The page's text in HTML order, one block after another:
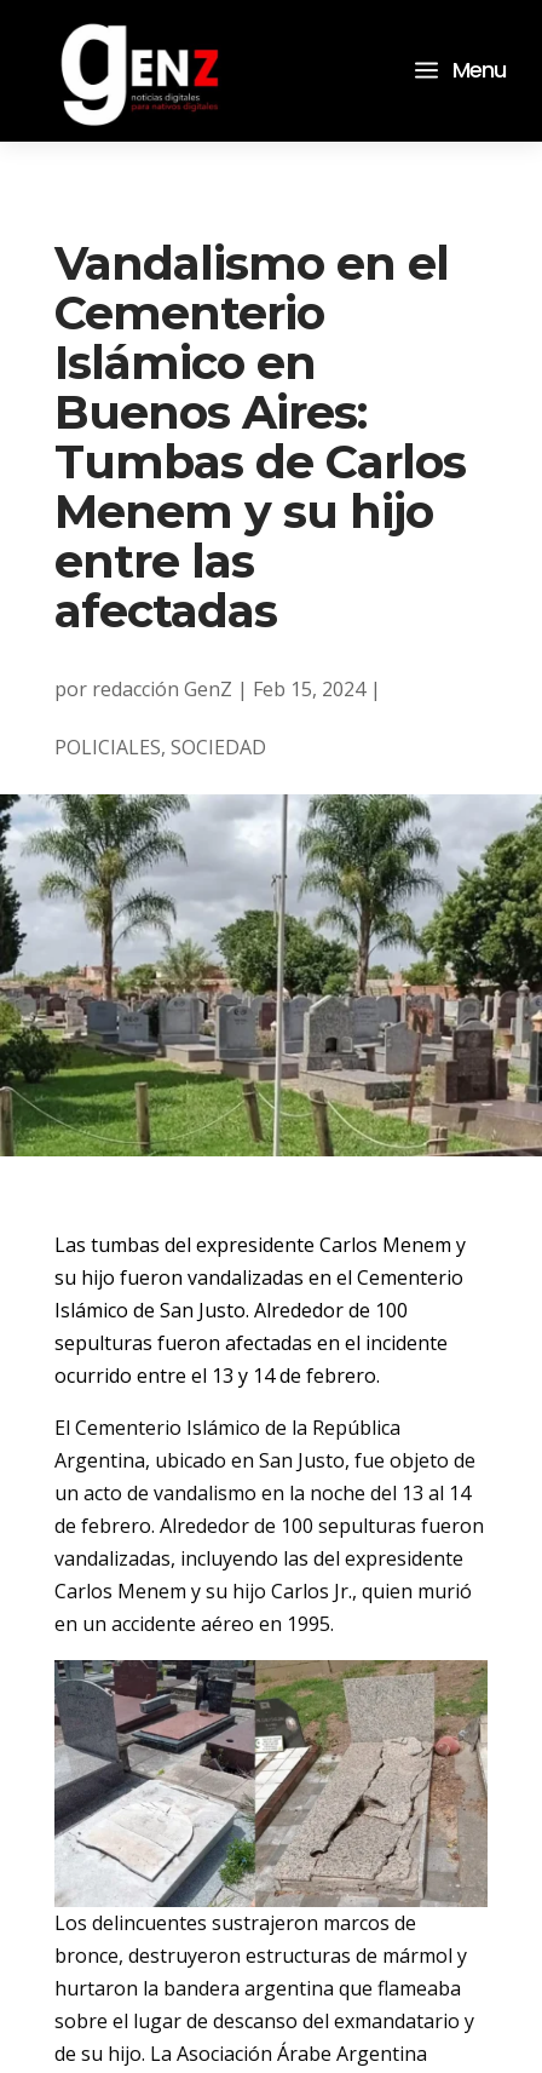
a Menu
Vandalismo en el
Cementerio
Islámico en
Buenos Aires:
Tumbas de Carlos
Menem y su hijo
entre las
afectadas
por redacción GenZ | Feb 15, 2024|
POLICIALES, SOCIEDAD
Las tumbas del expresidente Carlos Menem y
su hijo fueron vandalizadas en el Cementerio
Islámico de San Justo. Alrededor de 100
sepulturas fueron afectadas en el incidente
ocurrido entre el 13 y 14 de febrero.
El Cementerio Islámico de la República
Argentina, ubicado en San Justo, fue objeto de
un acto de vandalismo en la noche del 13 al 14
de febrero. Alrededor de 100 sepulturas fueron
vandalizadas, incluyendo las del expresidente
Carlos Menem y su hijo Carlos Jr., quien murió
en un accidente aéreo en 1995.
Los delincuentes sustrajeron marcos de
bronce, destruyeron estructuras de mármol y
hurtaron la bandera argentina que flameaba
sobre el lugar de descanso del exmandatario y
de su hijo. La Asociación Árabe Argentina